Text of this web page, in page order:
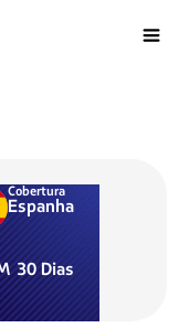
Cobertura
Espanha
30Dias